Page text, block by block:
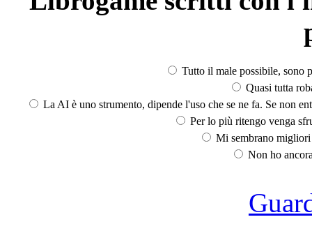
Tutto il male possibile, sono
Quasi tutta
La AI è uno strumento, dipende l'uso che se ne fa. Se non
Per lo più ritengo venga
Mi sembrano
Non ho